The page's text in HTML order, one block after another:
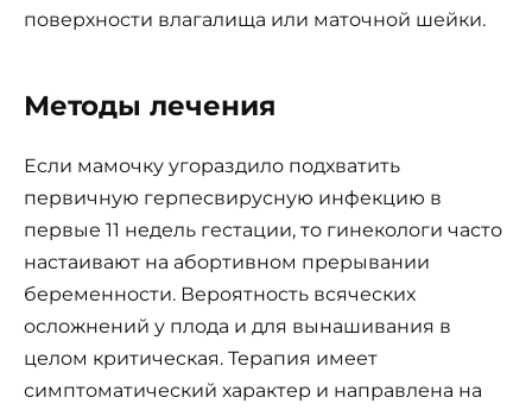
поверхности влагалища или маточной шейки.
Методы лечения
Если мамочку угораздило подхватить
первичную герпесвирусную инфекцию в
первые 11 недель гестации, то гинекологи часто
настаивают на абортивном прерывании
беременности. Вероятность всяческих
осложнений у плода и для вынашивания в
целом критическая. Терапия имеет
симптоматический характер и направлена на